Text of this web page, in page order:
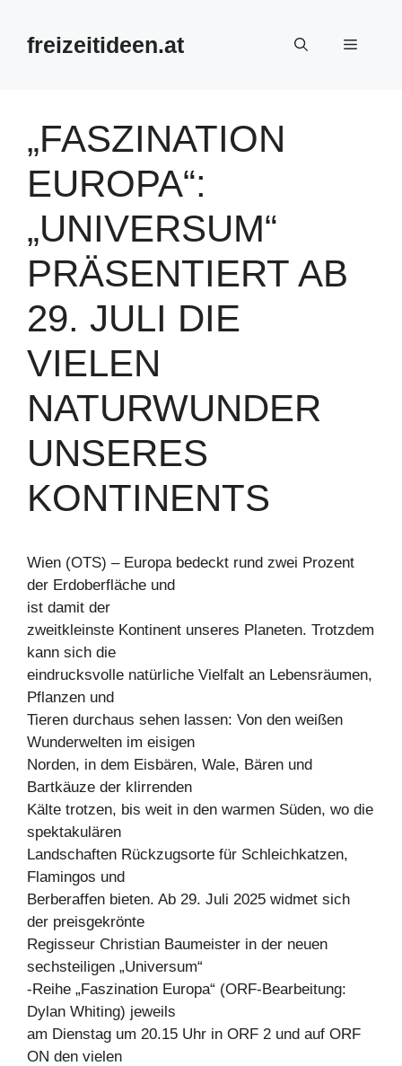
Inhalt
springenfreizeitideen.at Menü
„FASZINATION
EUROPA“:
„UNIVERSUM“
PRÄSENTIERT AB
29. JULI DIE
VIELEN
NATURWUNDER
UNSERES
KONTINENTS
Wien (OTS) – Europa bedeckt rund zwei Prozent
der Erdoberfläche und
ist damit der
zweitkleinste Kontinent unseres Planeten. Trotzdem
kann sich die
eindrucksvolle natürliche Vielfalt an Lebensräumen,
Pflanzen und
Tieren durchaus sehen lassen: Von den weißen
Wunderwelten im eisigen
Norden, in dem Eisbären, Wale, Bären und
Bartkäuze der klirrenden
Kälte trotzen, bis weit in den warmen Süden, wo die
spektakulären
Landschaften Rückzugsorte für Schleichkatzen,
Flamingos und
Berberaffen bieten. Ab 29. Juli 2025 widmet sich
der preisgekrönte
Regisseur Christian Baumeister in der neuen
sechsteiligen „Universum“
-Reihe „Faszination Europa“ (ORF-Bearbeitung:
Dylan Whiting) jeweils
am Dienstag um 20.15 Uhr in ORF 2 und auf ORF
ON den vielen